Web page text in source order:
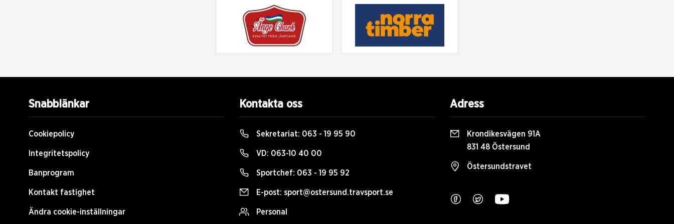
Snabblänkar
Cookiepolicy
Integritetspolicy
Banprogram
Kontakt fastighet
Ändra cookie-inställningar
Kontakta oss
Sekretariat: 063 - 19 95 90
VD: 063-10 40 00
Sportchef: 063 - 19 95 92
E-post: sport@ostersund.travsport.se
Personal
Adress
Krondikesvägen 91A
831 48 Östersund
Östersundstravet